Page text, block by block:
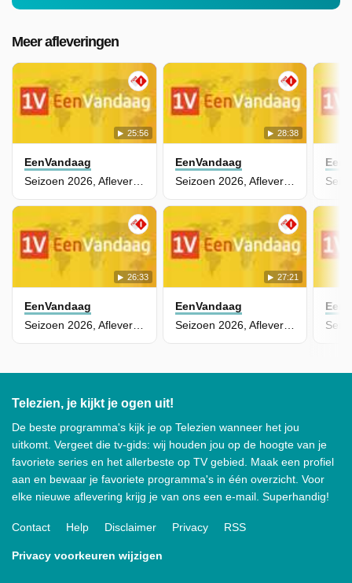
Meer afleveringen
25:56
EenVandaag
Seizoen 2026, Aflevering 87
28:38
EenVandaag
Seizoen 2026, Aflevering 16
26:33
EenVandaag
27:21
EenVandaag
Seizoen 2026, Aflevering 14
Telezien, je kijkt je ogen uit!
De beste programma's kijk je op Telezien wanneer het jou
uitkomt. Vergeet die tv-gids: wij houden jou op de hoogte van je
favoriete series en het allerbeste op TV gebied. Maak een profiel
aan en bewaar je favoriete programma's in één overzicht. Voor
elke nieuwe aflevering krijg je van ons een e-mail. Superhandig!
Contact Help Disclaimer Privacy RSS
Privacy voorkeuren wijzigen